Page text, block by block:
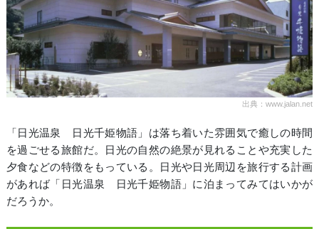
出典：www.jalan.net
「日光温泉 日光千姫物語」は落ち着いた雰囲気で癒しの時間
を過ごせる旅館だ。日光の自然の絶景が見れることや充実した
夕食などの特徴をもっている。日光や日光周辺を旅行する計画
があれば「日光温泉 日光千姫物語」に泊まってみてはいかが
だろうか。